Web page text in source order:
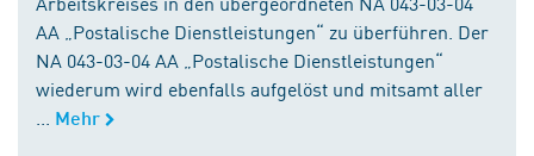
AA „Postalische Dienstleistungen“ zu überführen. Der
NA 043-03-04 AA „Postalische Dienstleistungen“
wiederum wird ebenfalls aufgelöst und mitsamt aller
Mehr